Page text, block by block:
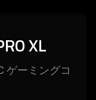
XL
ゲーミングコ